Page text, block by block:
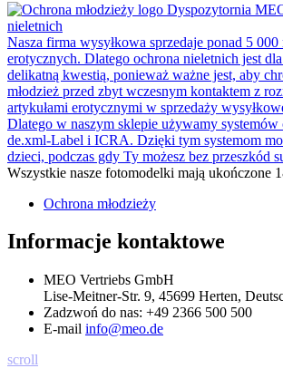
Dyspozytornia
nieletnich
Nasza firma wysyłkowa sprzedaje ponad 5
erotycznych. Dlatego ochrona nieletnich jest
delikatną kwestią, ponieważ ważne jest, aby
młodzież przed zbyt wczesnym kontaktem z
artykułami erotycznymi w sprzedaży
Dlatego w naszym sklepie używamy systemów
de.xml-Label i ICRA. Dzięki tym systemom
dzieci, podczas gdy Ty możesz bez przeszkód
Wszystkie nasze fotomodelki mają ukończone
Ochrona młodzieży
Informacje kontaktowe
MEO Vertriebs GmbH
Lise-Meitner-Str. 9, 45699 Herten,
Zadzwoń do nas: +49 2366 500 500
E-mail info@meo.de
scroll